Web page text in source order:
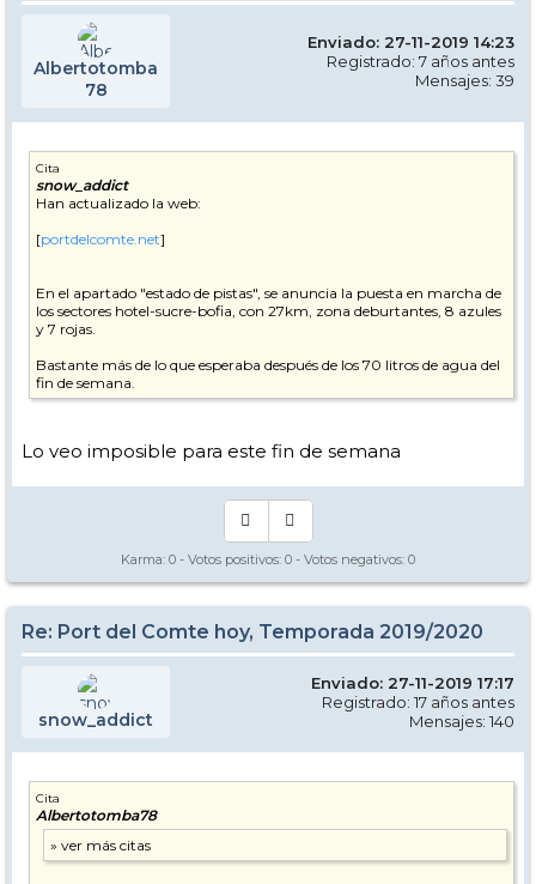
Albertotomba
78
Enviado: 27-11-2019 14:23
Registrado: 7 años antes
Mensajes: 39
Cita
snow_addict
Han actualizado la web:
[portdelcomte.net]
En el apartado "estado de pistas", se anuncia la puesta en marcha de
los sectores hotel-sucre-bofia, con 27km, zona deburtantes, 8 azules
y 7 rojas.
Bastante más de lo que esperaba después de los 70 litros de agua del
fin de semana.
Lo veo imposible para este fin de semana
Karma: 0 - Votos positivos: 0 - Votos negativos: 0
Re: Port del Comte hoy, Temporada 2019/2020
snow_addict
Enviado: 27-11-2019 17:17
Registrado: 17 años antes
Mensajes: 140
Cita
Albertotomba78